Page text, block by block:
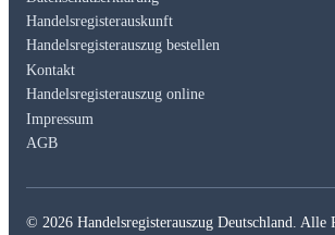
Handelsregisterauskunft
Handelsregisterauszug bestellen
Kontakt
Handelsregisterauszug online
Impressum
AGB
© 2026 Handelsregisterauszug Deutschland. Alle